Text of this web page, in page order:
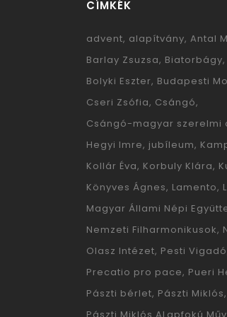
CÍMKÉK
advent alapítvány Antal
Barlay Zsuzsa Biatorbágy
Bolyki Eszter Budapesti
Cseri Zsófia Csángó
Csángó-magyar szerelmi
Hegyi Imre jubíleum
Kollár Éva Korbuly Klára
Könyves Ágnes Lamento
Magyar Állami Népi
Nemzeti Filharmonikusok
Olasz Intézet Pesti Vigadó
Precatio pro pace Pueri
Pászti bérlet Pászti Miklós